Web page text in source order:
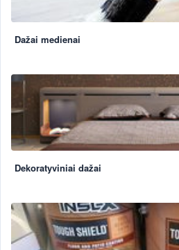
Dažai medienai
Dekoratyviniai dažai